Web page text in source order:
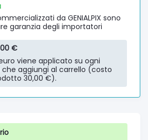
da GENIALPIX sono
garanzia degli importatori
€
viene applicato su ogni
aggiungi al carrello (costo
30,00 €).